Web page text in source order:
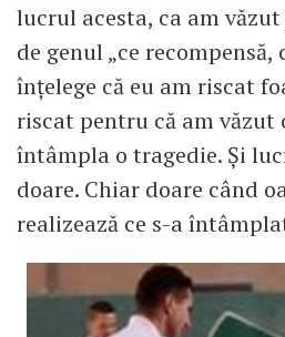
lucrul acesta, ca am
de genul „ce recompensă,
înțelege că eu am riscat
riscat pentru că am văzut
întâmpla o tragedie. Și
doare. Chiar doare când
realizează ce s-a